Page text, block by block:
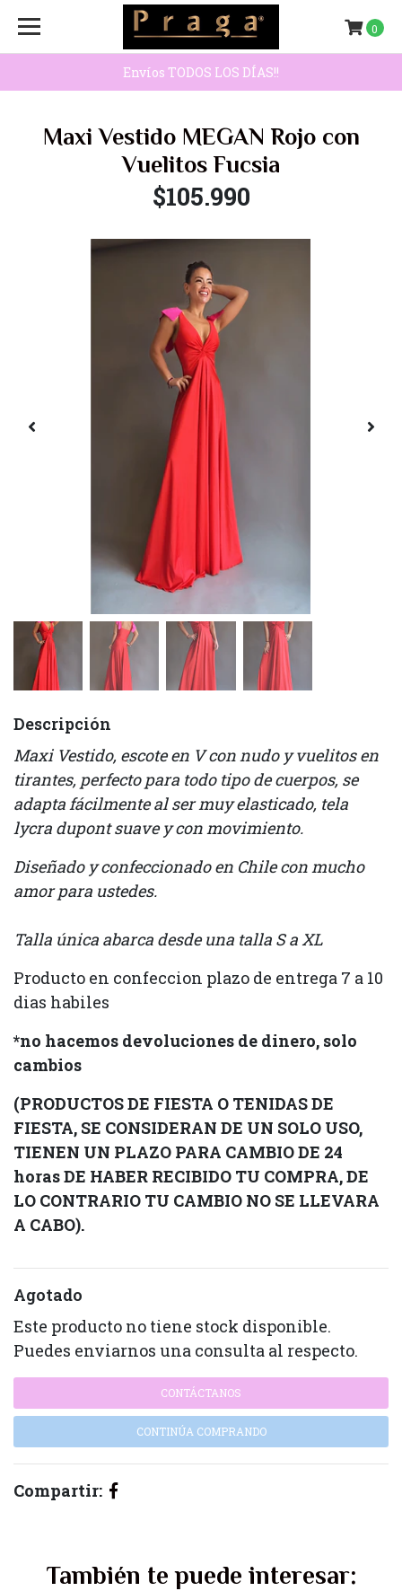
Envíos TODOS LOS DÍAS!!
0
Maxi Vestido MEGAN Rojo con
Vuelitos Fucsia
$105.990
Descripción
Maxi Vestido, escote en V con nudo y vuelitos en
tirantes, perfecto para todo tipo de cuerpos, se
adapta fácilmente al ser muy elasticado, tela
lycra dupont suave y con movimiento.
Diseñado y confeccionado en Chile con mucho
amor para ustedes.
Talla única abarca desde una talla S a XL
Producto en confeccion plazo de entrega 7 a 10
dias habiles
*no hacemos devoluciones de dinero, solo
cambios
(PRODUCTOS DE FIESTA O TENIDAS DE
FIESTA, SE CONSIDERAN DE UN SOLO USO,
TIENEN UN PLAZO PARA CAMBIO DE 24
horas DE HABER RECIBIDO TU COMPRA, DE
LO CONTRARIO TU CAMBIO NO SE LLEVARA
A CABO).
Agotado
Este producto no tiene stock disponible.
Puedes enviarnos una consulta al respecto.
CONTÁCTANOS
CONTINÚA COMPRANDO
Compartir:
También te puede interesar: